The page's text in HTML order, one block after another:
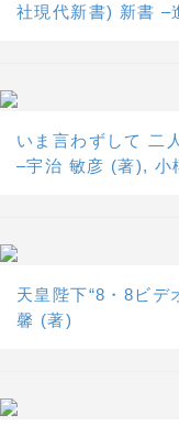
社現代新書) 新書 –
いま言わずして 二
–宇治 敏彦 (著), 小
天皇陛下“8・8ビ
馨 (著)